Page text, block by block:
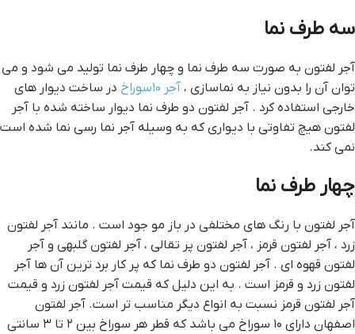
سه طرف نما
آجر لفتون به صورت سه طرف نما و چهار طرف نما تولید می شود و می
توان آن را بدون نیاز به نماسازی ، آجر ۱۰سوراخ
در ساخت دیوار های
خارجی استفاده کرد . آجر لفتون دو طرف نما دیوار ساخته شده با آجر
لفتون هیچ تفاوتی با دیواری که به وسیله آجر نما رسی نما شده است
نمی کند.
چهار طرف نما
آجر لفتون با رنگ های مختلفی در باز مو جود است . مانند آجر لفتون
زرد ، آجر لفتون قرمز ، آجر لفتون پر تقالی ، آجر لفتون گلبهی و آجر
لفتون قهوه ای . آجر لفتون دو طرف نما که پر کار برد ترین آن ها آجر
لفتون زرد و قرمز است . به این دلیل که قیمت آجر لفتون زرد و قیمت
آجر لفتون قرمز نسبت به انواع دیگر مناسب تر است. آجر لفتون
اصفهان دارای ۱۰ سوراخ می باشد که قطر هر سوراخ بین ۲ تا ۳ سانتی